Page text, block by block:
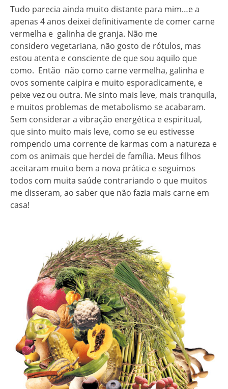
Tudo parecia ainda muito distante para mim…e a
apenas 4 anos deixei definitivamente de comer carne
vermelha e galinha de granja. Não me
considero vegetariana, não gosto de rótulos, mas
estou atenta e consciente de que sou aquilo que
como. Então não como carne vermelha, galinha e
ovos somente caipira e muito esporadicamente, e
peixe vez ou outra. Me sinto mais leve, mais tranquila,
e muitos problemas de metabolismo se acabaram.
Sem considerar a vibração energética e espiritual,
que sinto muito mais leve, como se eu estivesse
rompendo uma corrente de karmas com a natureza e
com os animais que herdei de família. Meus filhos
aceitaram muito bem a nova prática e seguimos
todos com muita saúde contrariando o que muitos
me disseram, ao saber que não fazia mais carne em
casa!